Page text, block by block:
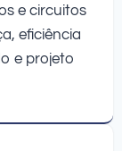
e circuitos
eficiência
e projeto